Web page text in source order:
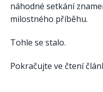
náhodné setkání
milostného příběhu.
Tohle se stalo.
Pokračujte ve čtení